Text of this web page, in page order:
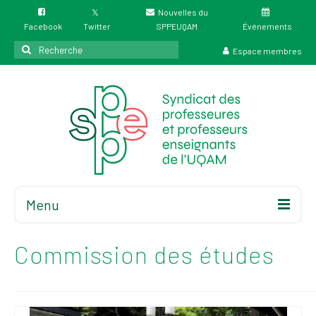
Facebook Twitter
Nouvelles du
SPPEUQAM
Événements
Rechercher
:
Espace membres
Menu
élections du 4 juin
Commission des études